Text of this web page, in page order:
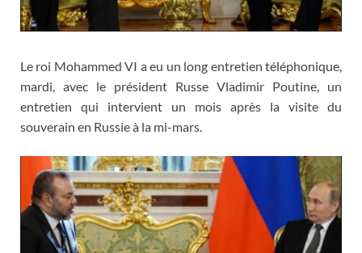
Le roi Mohammed VI a eu un long entretien téléphonique,
mardi, avec le président Russe Vladimir Poutine, un
entretien qui intervient un mois après la visite du
souverain en Russie à la mi-mars.